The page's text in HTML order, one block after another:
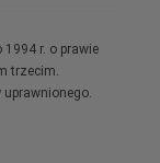
r. o prawie
trzecim.